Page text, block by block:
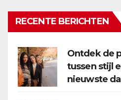
RECENTE BERICHTEN
Ontdek de
tussen stijl
nieuwste